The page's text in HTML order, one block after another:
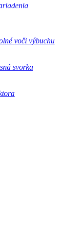
voči výbuchu
svorka